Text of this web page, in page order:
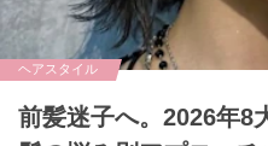
ヘアスタイル
前髪迷子へ。2026年8